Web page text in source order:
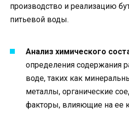
производство и реализацию
питьевой воды.
Анализ химического
определения содержания
воде, таких как
металлы, органические
факторы, влияющие на ее